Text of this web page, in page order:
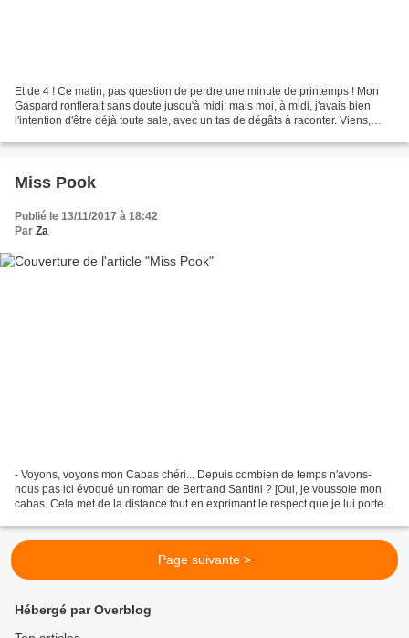
Et de 4 ! Ce matin, pas question de perdre une minute de printemps ! Mon
Gaspard ronflerait sans doute jusqu'à midi; mais moi, à midi, j'avais bien
l'intention d'être déjà toute sale, avec un tas de dégâts à raconter. Viens,
Miss Pook
Publié le 13/11/2017 à 18:42
Par Za
- Voyons, voyons mon Cabas chéri... Depuis combien de temps n'avons-
nous pas ici évoqué un roman de Bertrand Santini ? [Oui, je voussoie mon
cabas. Cela met de la distance tout en exprimant le respect que je lui porte.]
Page suivante >
Hébergé par Overblog